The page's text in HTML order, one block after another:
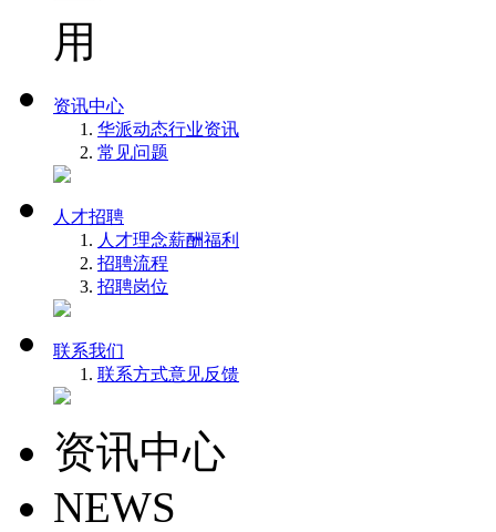
资讯中心
华派动态行业资讯
常见问题
人才招聘
人才理念薪酬福利
招聘流程
招聘岗位
联系我们
联系方式意见反馈
资讯中心
NEWS